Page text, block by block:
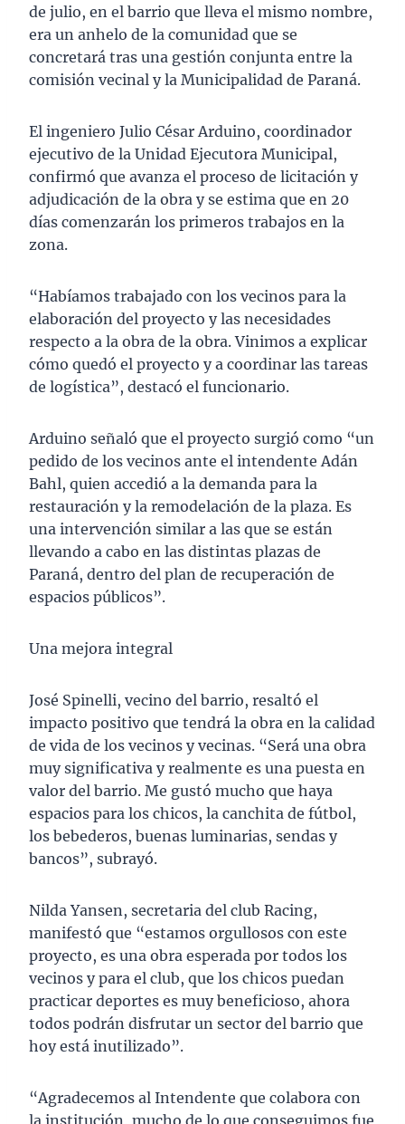
de julio, en el barrio que lleva el mismo nombre,
era un anhelo de la comunidad que se
concretará tras una gestión conjunta entre la
comisión vecinal y la Municipalidad de Paraná.
El ingeniero Julio César Arduino, coordinador
ejecutivo de la Unidad Ejecutora Municipal,
confirmó que avanza el proceso de licitación y
adjudicación de la obra y se estima que en 20
días comenzarán los primeros trabajos en la
zona.
“Habíamos trabajado con los vecinos para la
elaboración del proyecto y las necesidades
respecto a la obra de la obra. Vinimos a explicar
cómo quedó el proyecto y a coordinar las tareas
de logística”, destacó el funcionario.
Arduino señaló que el proyecto surgió como “un
pedido de los vecinos ante el intendente Adán
Bahl, quien accedió a la demanda para la
restauración y la remodelación de la plaza. Es
una intervención similar a las que se están
llevando a cabo en las distintas plazas de
Paraná, dentro del plan de recuperación de
espacios públicos”.
Una mejora integral
José Spinelli, vecino del barrio, resaltó el
impacto positivo que tendrá la obra en la calidad
de vida de los vecinos y vecinas. “Será una obra
muy significativa y realmente es una puesta en
valor del barrio. Me gustó mucho que haya
espacios para los chicos, la canchita de fútbol,
los bebederos, buenas luminarias, sendas y
bancos”, subrayó.
Nilda Yansen, secretaria del club Racing,
manifestó que “estamos orgullosos con este
proyecto, es una obra esperada por todos los
vecinos y para el club, que los chicos puedan
practicar deportes es muy beneficioso, ahora
todos podrán disfrutar un sector del barrio que
hoy está inutilizado”.
“Agradecemos al Intendente que colabora con